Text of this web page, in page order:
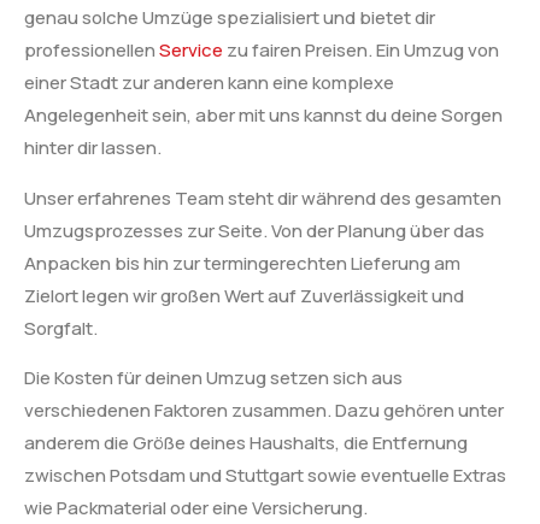
genau solche Umzüge spezialisiert und bietet dir
professionellenService zu fairen Preisen. Ein Umzug von
einer Stadt zur anderen kann eine komplexe
Angelegenheit sein, aber mit uns kannst du deine Sorgen
hinter dir lassen.
Unser erfahrenes Team steht dir während des gesamten
Umzugsprozesses zur Seite. Von der Planung über das
Anpacken bis hin zur termingerechten Lieferung am
Zielort legen wir großen Wert auf Zuverlässigkeit und
Sorgfalt.
Die Kosten für deinen Umzug setzen sich aus
verschiedenen Faktoren zusammen. Dazu gehören unter
anderem die Größe deines Haushalts, die Entfernung
zwischen Potsdam und Stuttgart sowie eventuelle Extras
wie Packmaterial oder eine Versicherung.